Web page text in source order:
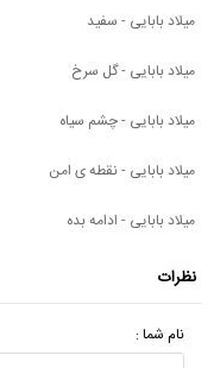
میلاد بابایی - سفید
میلاد بابایی - گل سرخ
میلاد بابایی - چشم سیاه
میلاد بابایی - نقطه ی امن
میلاد بابایی - ادامه بده
نظرات
نام شما :